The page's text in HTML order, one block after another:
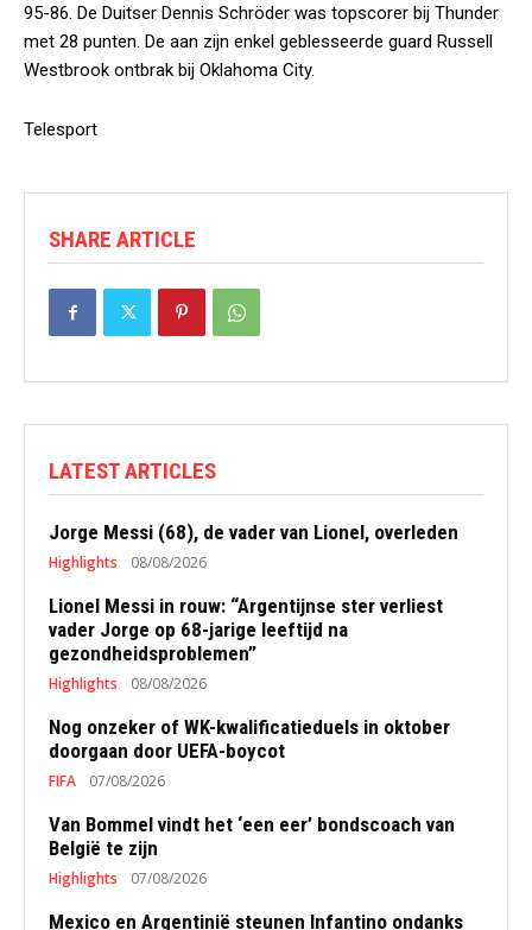
95-86. De Duitser Dennis Schröder was topscorer bij Thunder
met 28 punten. De aan zijn enkel geblesseerde guard Russell
Westbrook ontbrak bij Oklahoma City.
Telesport
SHARE ARTICLE
LATEST ARTICLES
Jorge Messi (68), de vader van Lionel, overleden
Highlights 08/08/2026
Lionel Messi in rouw: “Argentijnse ster verliest
vader Jorge op 68-jarige leeftijd na
gezondheidsproblemen”
Highlights 08/08/2026
Nog onzeker of WK-kwalificatieduels in oktober
doorgaan door UEFA-boycot
FIFA 07/08/2026
Van Bommel vindt het ‘een eer’ bondscoach van
België te zijn
Highlights 07/08/2026
Mexico en Argentinië steunen Infantino ondanks